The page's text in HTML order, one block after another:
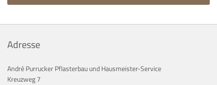
Adresse
André Purrucker Pflasterbau und Hausmeister-Service
Kreuzweg 7